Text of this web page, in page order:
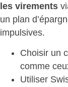
les virements
un plan
impulsives.
Choisir un
comme
Utiliser